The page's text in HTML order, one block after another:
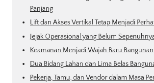
Panjang
Lift dan Akses Vertikal Tetap Menjadi
Jejak Operasional yang Belum
Keamanan Menjadi Wajah Baru Bangunan
Dua Bidang Lahan dan Lima Belas
Pekerja, Tamu, dan Vendor dalam Masa